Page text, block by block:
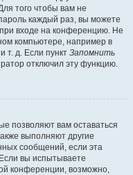
того чтобы вам не
каждый раз, вы можете
при входе на конференцию. Не
компьютере, например в
т. д. Если пункт Запомнить
отключил эту функцию.
позволяют вам оставаться
выполняют другие
сообщений, если эта
вы испытываете
конференции, возможно,